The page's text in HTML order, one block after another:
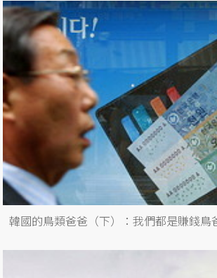
韓國的鳥類爸爸（下）：我們都是賺錢鳥